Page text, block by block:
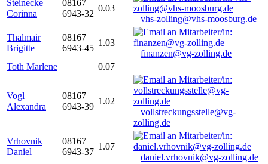
Steinecke
Corinna
08167
6943-32
0.03
vhs-zolling@vhs-moosburg.de
Thalmair
Brigitte
08167
6943-45
1.03
finanzen@vg-zolling.de
Toth Marlene
0.07
Vogl
Alexandra
08167
6943-39
1.02
vollstreckungsstelle@vg-
zolling.de
Vrhovnik
Daniel
08167
6943-37
1.07
daniel.vrhovnik@vg-zolling.de